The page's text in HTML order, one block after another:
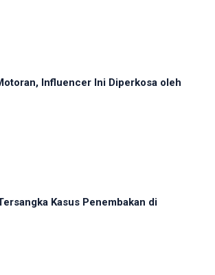
Influencer Ini Diperkosa oleh
Kasus Penembakan di